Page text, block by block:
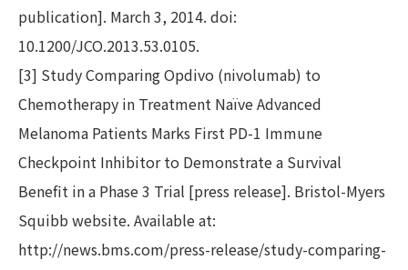
publication]. March 3, 2014. doi:
10.1200/JCO.2013.53.0105.
[3] Study Comparing Opdivo (nivolumab) to
Chemotherapy in Treatment Naïve Advanced
Melanoma Patients Marks First PD-1 Immune
Checkpoint Inhibitor to Demonstrate a Survival
Benefit in a Phase 3 Trial [press release]. Bristol-Myers
Squibb website. Available at:
http://news.bms.com/press-release/study-comparing-